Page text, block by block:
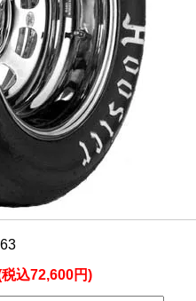
込72,600円)